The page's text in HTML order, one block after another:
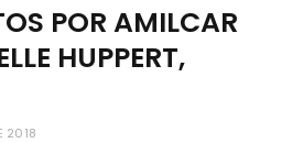
POR AMILCAR
HUPPERT,
2018